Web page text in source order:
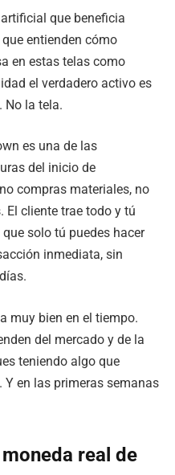
que beneficia
entienden cómo
en estas telas como
el verdadero activo es
No la tela.
es una de las
del inicio de
compras materiales, no
El cliente trae todo y tú
solo tú puedes hacer
inmediata, sin
muy bien en el tiempo.
del mercado y de la
teniendo algo que
en las primeras semanas
real de